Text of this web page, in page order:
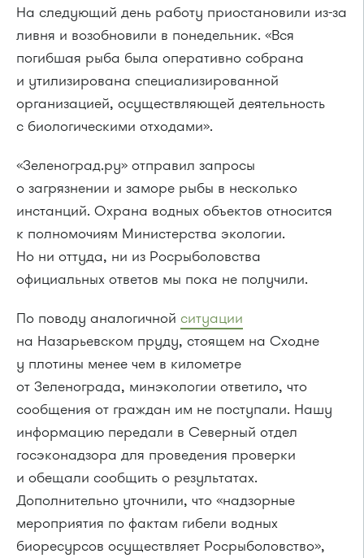
На следующий день работу приостановили из-за
ливня и возобновили в понедельник. «Вся
погибшая рыба была оперативно собрана
и утилизирована специализированной
организацией, осуществляющей деятельность
с биологическими отходами».
«Зеленоград.ру» отправил запросы
о загрязнении и заморе рыбы в несколько
инстанций. Охрана водных объектов относится
к полномочиям Министерства экологии.
Но ни оттуда, ни из Росрыболовства
официальных ответов мы пока не получили.
По поводу аналогичной ситуации
на Назарьевском пруду, стоящем на Сходне
у плотины менее чем в километре
от Зеленограда, минэкологии ответило, что
сообщения от граждан им не поступали. Нашу
информацию передали в Северный отдел
госэконадзора для проведения проверки
и обещали сообщить о результатах.
Дополнительно уточнили, что «надзорные
мероприятия по фактам гибели водных
биоресурсов осуществляет Росрыболовство»,